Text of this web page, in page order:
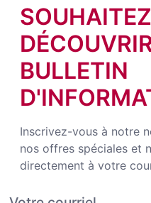
BULLETIN
Inscrivez-vous à notre
nos offres spéciales et
directement à votre